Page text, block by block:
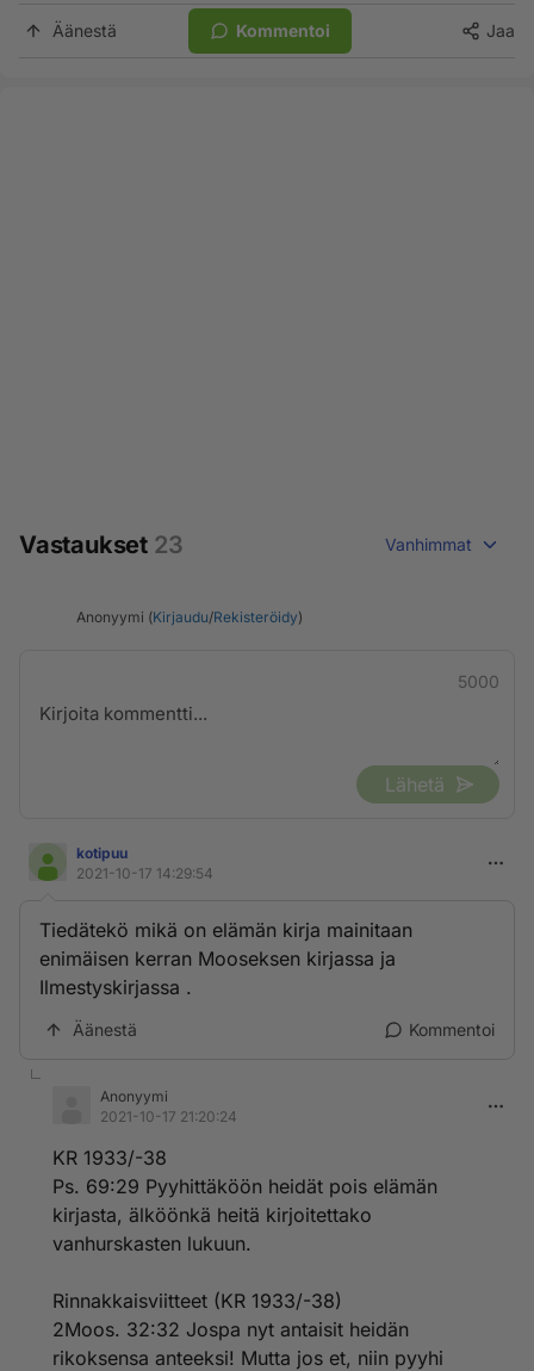
Äänestä Kommentoi Jaa
Vastaukset 23 Vanhimmat
Anonyymi (Kirjaudu/Rekisteröidy)
5000
Lähetä
kotipuu
2021-10-17 14:29:54
Tiedätekö mikä on elämän kirja mainitaan
enimäisen kerran Mooseksen kirjassa ja
Ilmestyskirjassa .
Äänestä Kommentoi
Anonyymi
2021-10-17 21:20:24
KR 1933/-38
Ps. 69:29 Pyyhittäköön heidät pois elämän
kirjasta, älköönkä heitä kirjoitettako
vanhurskasten lukuun.
Rinnakkaisviitteet (KR 1933/-38)
2Moos. 32:32 Jospa nyt antaisit heidän
rikoksensa anteeksi! Mutta jos et, niin pyyhi